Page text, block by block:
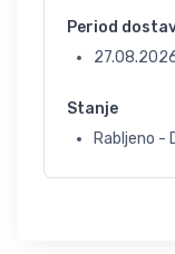
Period
Stanje
Rabljeno -